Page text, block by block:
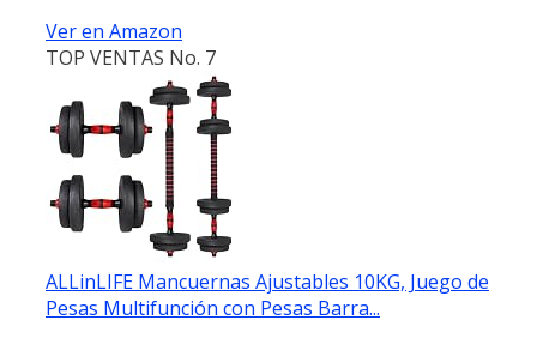
Ver en Amazon
TOP VENTAS No. 7
ALLinLIFE Mancuernas Ajustables 10KG, Juego de
Pesas Multifunción con Pesas Barra...